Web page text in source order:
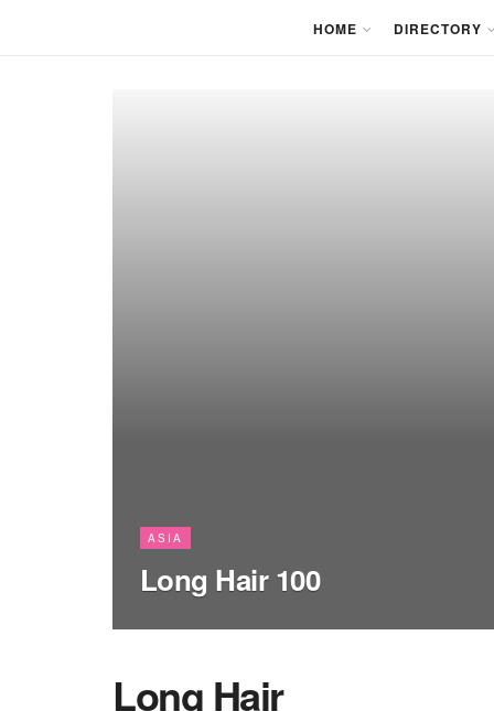
HOME DIRECTORY
ASIA
Long Hair 100
Long Hair